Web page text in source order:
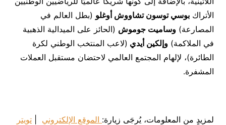
الأتراك بوسي توسون تشاووش أوغلو (بطل العالم في
المصارعة) وساميت جوموش (الحائز على الميدالية الذهبية
في الملاكمة) وإلكين أيدي (لاعب المنتخب الوطني لكرة
الطائرة)، لإلهام المجتمع العالمي لاحتضان مستقبل العملات
المشفرة.
لمزيدٍ من المعلومات، يُرجَى زيارة:‏ الموقع الإلكتروني
تويتر